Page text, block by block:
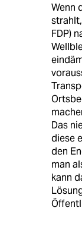
Wenn
FDP)
Das
diese
den
man
kann